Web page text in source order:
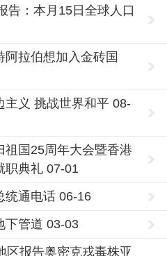
告：本月15日全球人口
拉伯想加入金砖国
主义 挑战世界和平 08-
祖国25周年大会暨香港
职典礼 07-01
统通电话 06-16
下管道 03-03
区报告奥密克戎毒株亚